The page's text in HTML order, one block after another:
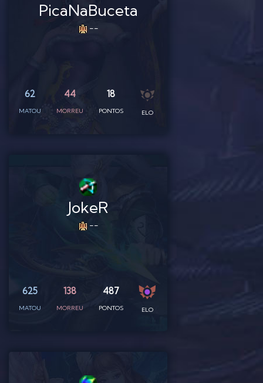
PicaNaBuceta
--
62
MATOU
44
MORREU
18
PONTOS ELO
JokeR
--
625
MATOU
138
MORREU
487
PONTOS ELO